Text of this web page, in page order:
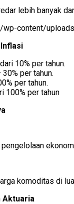
lebih banyak
10% per tahun.
per tahun.
per tahun.
100% per tahun
komoditas di
Aktuaria